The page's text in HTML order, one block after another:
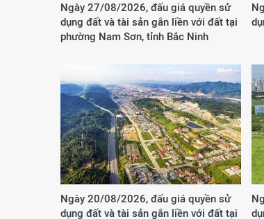
Ngày 27/08/2026, đấu giá quyền sử
dụng đất và tài sản gắn liền với đất tại
phường Nam Sơn, tỉnh Bắc Ninh
Ngày 20/08/2026, đấu giá quyền sử
dụng đất và tài sản gắn liền với đất tại